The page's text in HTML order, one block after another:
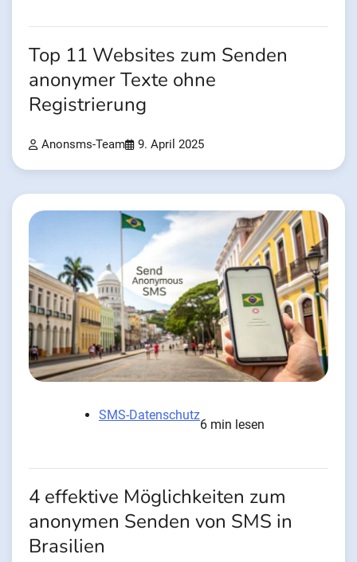
Top 11 Websites zum Senden
anonymer Texte ohne
Registrierung
Anonsms-Team 9. April 2025
SMS-Datenschutz
6 min lesen
4 effektive Möglichkeiten zum
anonymen Senden von SMS in
Brasilien